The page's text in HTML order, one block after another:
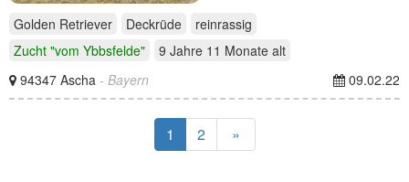
Golden Retriever Deckrüde
reinrassig
Zucht "vom Ybbsfelde"
9 Jahre 11 Monate alt
94347 Ascha - Bayern 09.02.22
1 2 »